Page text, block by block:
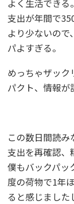
よく生活できる。
支出が年間で
より少ないので
パよすぎる。
めっちゃザック
パクト、情報が
この数日間読
支出を再確認、
僕もバックパッ
度の荷物で1年
ると感じまし